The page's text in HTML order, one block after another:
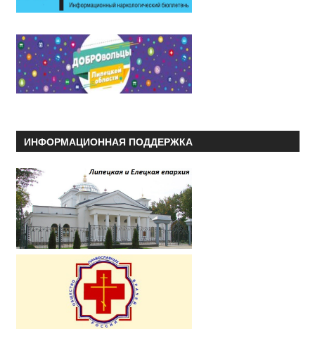
ИНФОРМАЦИОННАЯ ПОДДЕРЖКА